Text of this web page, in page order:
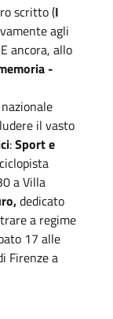
scritto (I
agli
ancora, allo
-
il vasto
:Sport e
a Villa
dedicato
a regime
17 alle
Firenze a